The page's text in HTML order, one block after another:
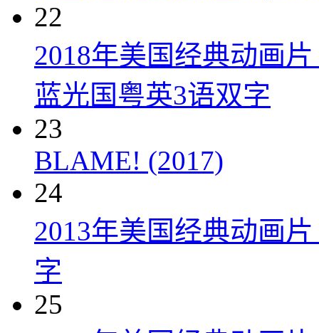
22
2018年美国经典动画
蓝光国粤英3语双字
23
BLAME! (2017)
24
2013年美国经典动画
字
25